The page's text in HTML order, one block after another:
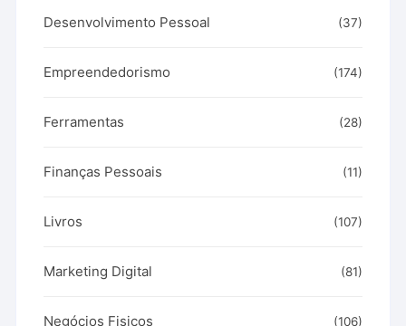
Desenvolvimento Pessoal (37)
Empreendedorismo (174)
Ferramentas (28)
Finanças Pessoais (11)
Livros (107)
Marketing Digital (81)
Negócios Fisicos (106)